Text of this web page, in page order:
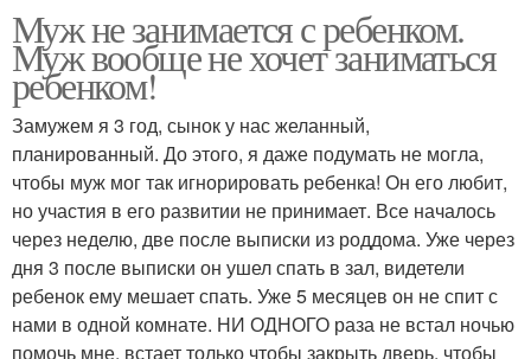
Муж не занимается с ребенком.
Муж вообще не хочет заниматься
ребенком!
Замужем я 3 год, сынок у нас желанный,
планированный. До этого, я даже подумать не могла,
чтобы муж мог так игнорировать ребенка! Он его любит,
но участия в его развитии не принимает. Все началось
через неделю, две после выписки из роддома. Уже через
дня 3 после выписки он ушел спать в зал, видетели
ребенок ему мешает спать. Уже 5 месяцев он не спит с
нами в одной комнате. НИ ОДНОГО раза не встал ночью
помочь мне, встает только чтобы закрыть дверь, чтобы